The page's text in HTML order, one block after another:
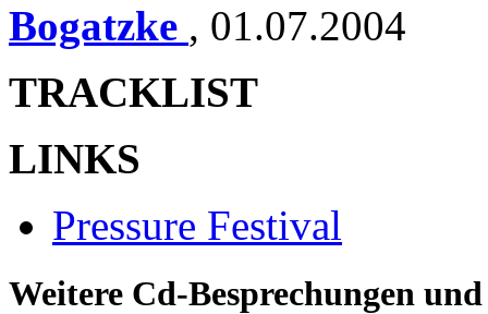
Bogatzke , 01.07.2004
TRACKLIST
LINKS
Pressure Festival
Weitere Cd-Besprechungen